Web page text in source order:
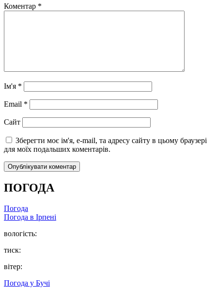
Коментар *
Ім'я *
Email *
Сайт
Зберегти моє ім'я, e-mail, та адресу сайту в цьому браузері
для моїх подальших коментарів.
ПОГОДА
Погода
Погода в Ірпені
вологість:
тиск:
вітер:
Погода у Бучі